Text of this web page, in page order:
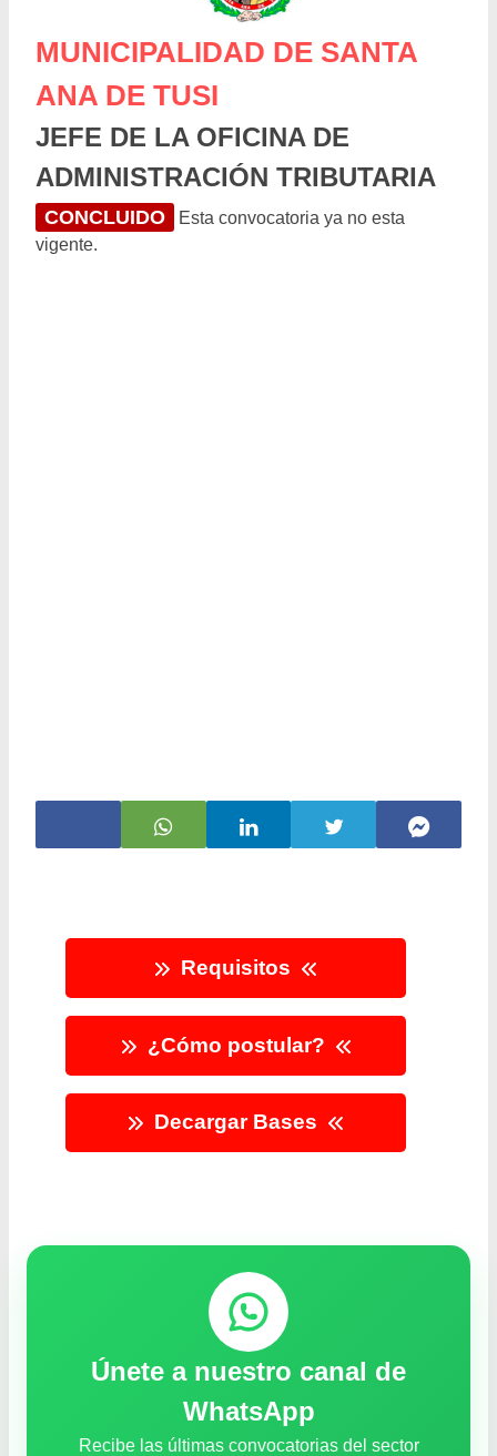
MUNICIPALIDAD DE SANTA
ANA DE TUSI
JEFE DE LA OFICINA DE
ADMINISTRACIÓN TRIBUTARIA
CONCLUIDO
Esta convocatoria ya no esta
vigente.
Requisitos
¿Cómo postular?
Decargar Bases
Únete a nuestro canal de
WhatsApp
Recibe las últimas convocatorias del sector